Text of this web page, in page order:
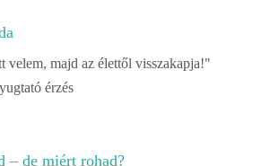
velem, majd az élettől visszakapja!"
érzés
– de miért rohad?